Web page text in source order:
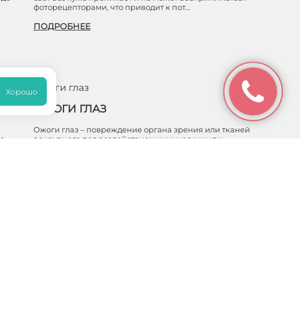
фоторецепторами, что приводит к пот…
ПОДРОБНЕЕ
Ожоги глаз
ОЖОГИ ГЛАЗ
Ожоги глаз – повреждение органа зрения или тканей
вокруг него под воздействием химических или
Хорошо